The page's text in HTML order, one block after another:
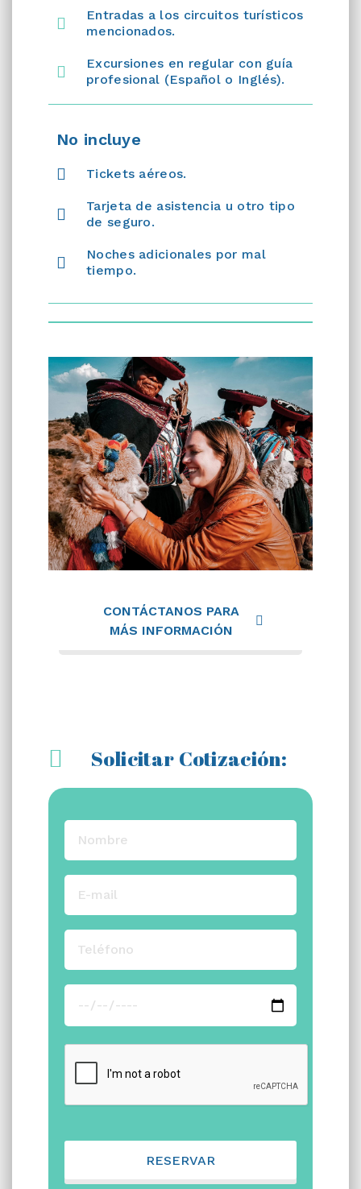
Entradas a los circuitos turísticos
mencionados.
Excursiones en regular con guía
profesional (Español o Inglés).
No incluye
Tickets aéreos.
Tarjeta de asistencia u otro tipo
de seguro.
Noches adicionales por mal
tiempo.
CONTÁCTANOS PARA
MÁS INFORMACIÓN
Solicitar Cotización: